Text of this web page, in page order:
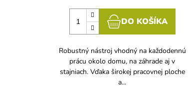
DO KOŠÍKA
Robustný nástroj vhodný na každodennú
prácu okolo domu, na záhrade aj v
stajniach. Vďaka širokej pracovnej ploche
a...